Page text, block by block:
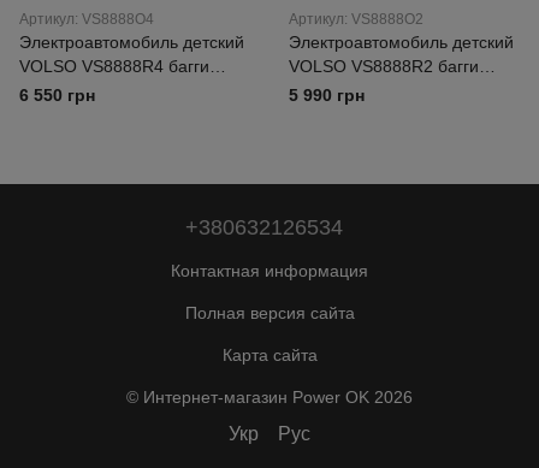
Артикул: VS8888O4
Электроавтомобиль детский
VOLSO VS8888R4 багги
4х25 Вт, 12 В 7 Ah, до 30 кг,
6 550 грн
Артикул: VS8888O2
Электроавтомобиль детский
VOLSO VS8888R2 багги
2х25 Вт, 12 В 7 Ah, до 30 кг,
5 990 грн
+380632126534
Контактная информация
Полная версия сайта
Карта сайта
© Интернет-магазин Power OK 2026
Укр Рус